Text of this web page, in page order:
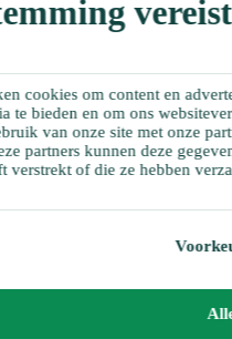
vereist
cookies om content en
te bieden en om ons
van onze site met onze
partners kunnen deze
verstrekt of die ze hebben